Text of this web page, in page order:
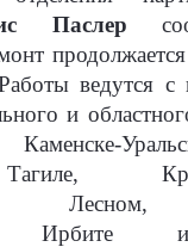
Паслер
ведутся с
и
Каменске-
Лесном,
Ирбите